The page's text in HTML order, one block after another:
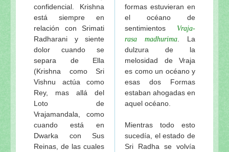
El amoroso pasatiempo del Señor Jagannatha de
El templo del Señor Jagannatha y el Gaura-lila en
El pasatiempo del “cambio de cuerpo” del Señor
Nabhi-Brahma: La “fuerza vital” del Señor
Los pasatiempos de Sri Gauranga en el Ratha-
Ratha-yatra-guhyam-rahasya: El significado
Continuación: Los nuevos carros del Señor
El festival del Ratha-yatra y el Jagannatha-lila de
Las gentiles y sabias palabras del actual rey de
Los pujaris del Señor Jagannatha y el origen del
El maha-prasadam del Señor Jagannatha y una
Los festivales del Señor Jagannatha de Visuddha-
confidencial. Krishna
está siempre en
relación con Srimati
Radharani y siente
dolor cuando se
separa de Ella
(Krishna como Sri
Vishnu actúa como
Rey, mas allá del
Loto de
Vrajamandala, como
cuando está en
Dwarka con Sus
Reinas, de las cuales
formas estuvieran en
el océano de
sentimientos Vraja-
rasa madhurima . La
dulzura de la
melosidad de Vraja
es como un océano y
esas dos Formas
estaban ahogadas en
aquel océano.
Mientras todo esto
sucedía, el estado de
Sri Radha se volvía